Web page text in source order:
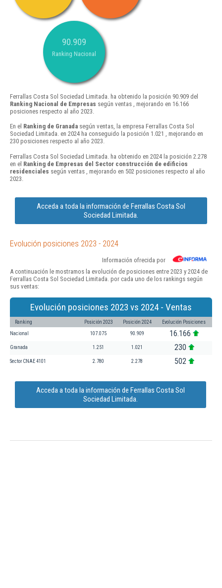
90.909
Ranking Nacional
Ferrallas Costa Sol Sociedad Limitada. ha obtenido la posición 90.909 del
Ranking Nacional de Empresas según ventas , mejorando en 16.166
posiciones respecto al año 2023.
En el Ranking de Granada según ventas, la empresa Ferrallas Costa Sol
Sociedad Limitada. en 2024 ha conseguido la posición 1.021 , mejorando en
230 posiciones respecto al año 2023.
Ferrallas Costa Sol Sociedad Limitada. ha obtenido en 2024 la posición 2.278
en el Ranking de Empresas del Sector construcción de edificios
residenciales según ventas , mejorando en 502 posiciones respecto al año
2023.
Acceda a toda la información de Ferrallas Costa Sol
Sociedad Limitada.
Evolución posiciones 2023 - 2024
Información ofrecida por
A continuación le mostramos la evolución de posiciones entre 2023 y 2024 de
Ferrallas Costa Sol Sociedad Limitada. por cada uno de los rankings según
sus ventas:
Evolución posiciones 2023 vs 2024 - Ventas
Ranking Posición 2023 Posición 2024 Evolución Posiciones
Nacional 107.075 90.909 16.166
Granada 1.251 1.021 230
Sector CNAE 4101 2.780 2.278 502
Acceda a toda la información de Ferrallas Costa Sol
Sociedad Limitada.